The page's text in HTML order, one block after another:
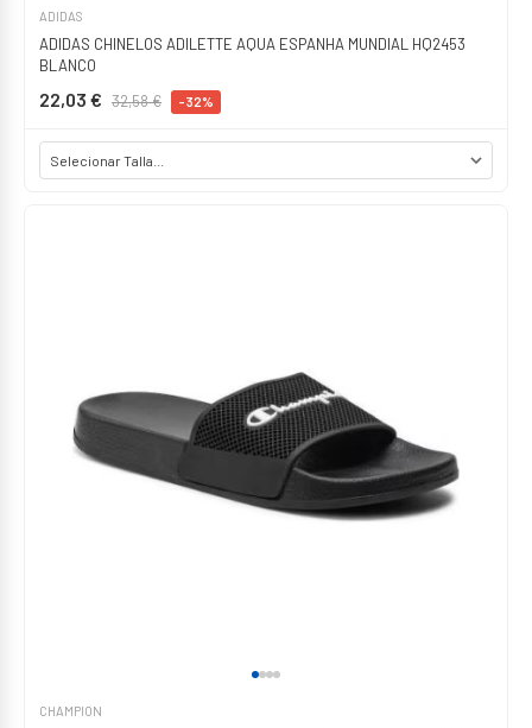
ADIDAS
ADIDAS CHINELOS ADILETTE AQUA ESPANHA MUNDIAL HQ2453
BLANCO
22,03 € 32,58 € -32%
CHAMPION